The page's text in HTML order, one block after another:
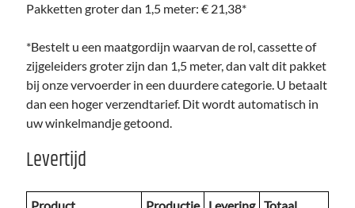
Pakketten groter dan 1,5 meter: € 21,38*
*Bestelt u een maatgordijn waarvan de rol, cassette of
zijgeleiders groter zijn dan 1,5 meter, dan valt dit pakket
bij onze vervoerder in een duurdere categorie. U betaalt
dan een hoger verzendtarief. Dit wordt automatisch in
uw winkelmandje getoond.
Levertijd